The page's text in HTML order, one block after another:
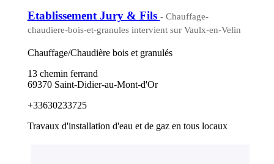
Etablissement Jury & Fils - Chauffage-
chaudiere-bois-et-granules intervient sur Vaulx-en-Velin
Chauffage/Chaudière bois et granulés
13 chemin ferrand
69370 Saint-Didier-au-Mont-d'Or
+33630233725
Travaux d'installation d'eau et de gaz en tous locaux